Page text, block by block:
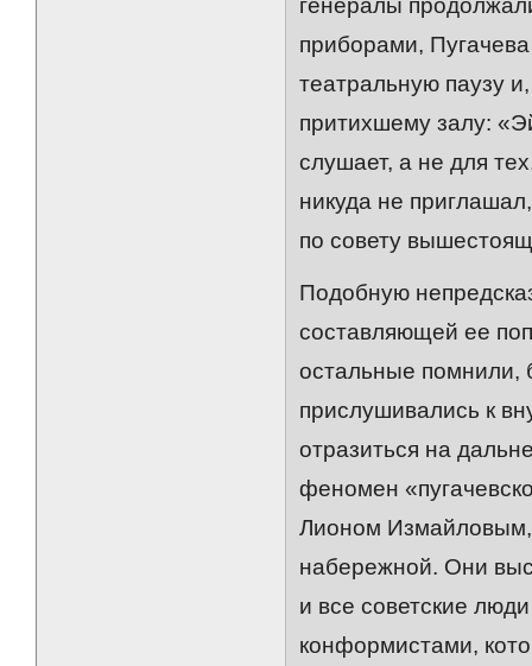
генералы
приборами,
театральную паузу
притихшему залу:
слушает, а не для
никуда не
по совету
Подобную
составляющей ее
остальные помнили,
прислушивались к
отразиться на
феномен
Лионом Измайловым,
набережной. Они
и все советские
конформистами,